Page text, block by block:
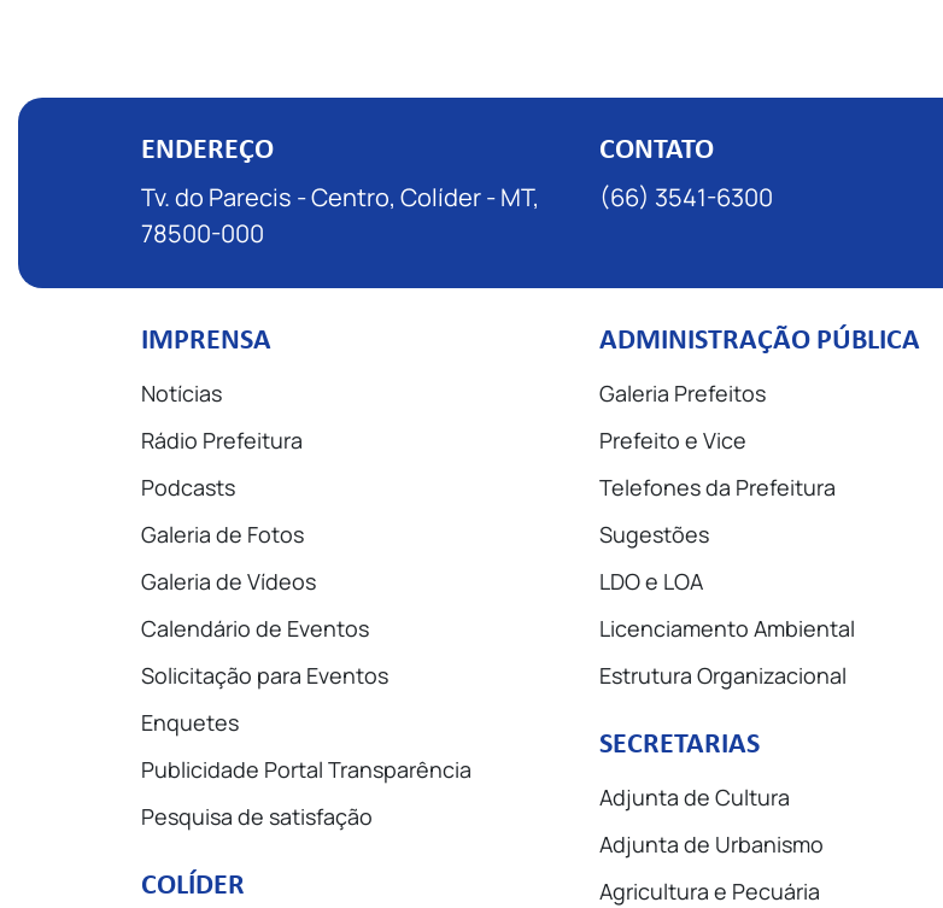
ENDEREÇO
Tv. do Parecis - Centro, Colíder - MT,
78500-000
CONTATO
(66) 3541-6300
IMPRENSA
Notícias
Rádio Prefeitura
Podcasts
Galeria de Fotos
Galeria de Vídeos
Calendário de Eventos
Solicitação para Eventos
Enquetes
Publicidade Portal Transparência
Pesquisa de satisfação
COLÍDER
ADMINISTRAÇÃO PÚBLICA
Galeria Prefeitos
Prefeito e Vice
Telefones da Prefeitura
Sugestões
LDO e LOA
Licenciamento Ambiental
Estrutura Organizacional
SECRETARIAS
Adjunta de Cultura
Adjunta de Urbanismo
Agricultura e Pecuária